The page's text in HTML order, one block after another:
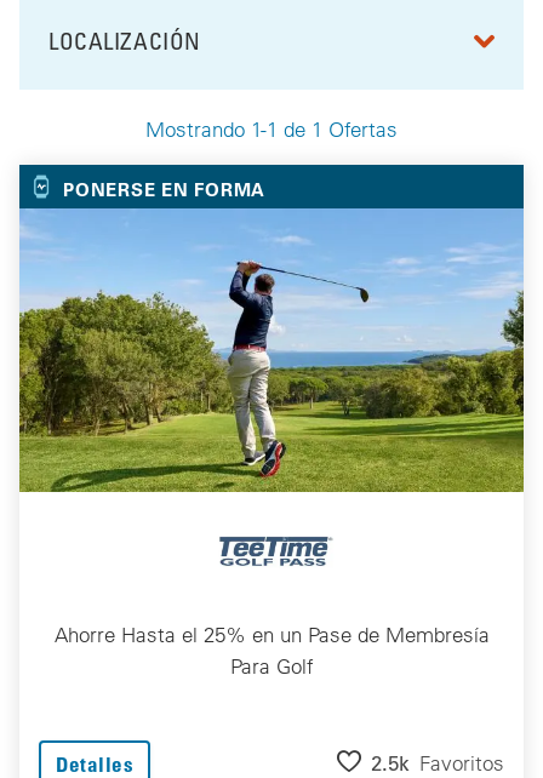
Mostrando 1-1 de 1 Ofertas
FILTRAR POR
LOCALIZACIÓN
Your Selected Deals
PONERSE EN FORMA
Ahorre Hasta el 25% en un Pase de Membresía
Para Golf
Detalles 2.5k Favoritos